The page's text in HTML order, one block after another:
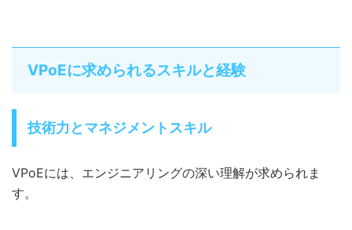
VPoEに求められるスキルと経験
技術力とマネジメントスキル
VPoEには、エンジニアリングの深い理解が求められま
す。